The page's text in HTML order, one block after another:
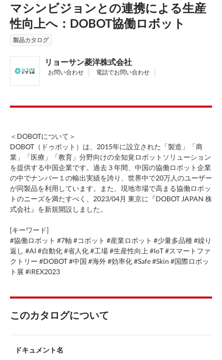
マシンビジョンとの連携による生産
性向上へ：DOBOT協働ロボット
製品カタログ
リョーサン菱洋株式会社
お問い合わせ 電話でお問い合わせ
＜DOBOTについて＞
DOBOT（ドゥボット）は、2015年に設立された「製造」「商
業」「医療」「教育」分野向けの全知覚ロボットソリューション
を提供する中国企業です。過去３年間、中国の協働ロボット企業
の中でナンバー１の輸出実績を誇り、世界中で20万人のユーザー
が同製品を利用しています。また、現地市場で高まる協働ロボッ
トのニーズを満たすべく、2023/04月 東京に『DOBOT JAPAN 株
式会社』を新規開設しました。
[キーワード]
#協働ロボット #7軸 #コボット #産業ロボット #少量多品種 #繰り
返し #AI #自動化 #省人化 #工場 #生産性向上 #IoT #スマートファ
クトリー #DOBOT #中国 #海外 #効率化 #Safe #Skin #国際ロボッ
ト展 #iREX2023
このカタログについて
ドキュメント名